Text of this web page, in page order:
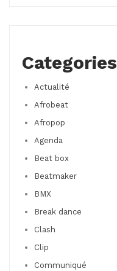
Categories
Actualité
Afrobeat
Afropop
Agenda
Beat box
Beatmaker
BMX
Break dance
Clash
Clip
Communiqué